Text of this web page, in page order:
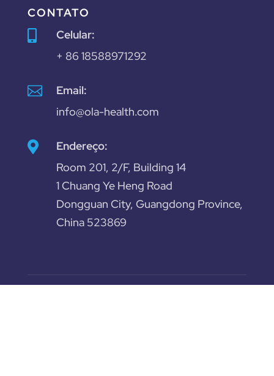
CONTATO

Celular:
+ 86 18588971292

Email:
info@ola-health.com

Endereço:
Room 201, 2/F, Building 14
1 Chuang Ye Heng Road
Dongguan City, Guangdong Province,
China 523869